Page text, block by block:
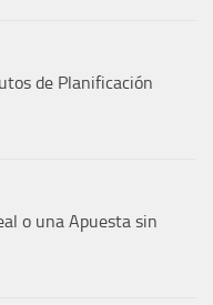
de Planificación
o una Apuesta sin